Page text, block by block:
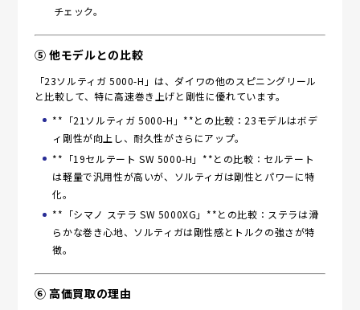
チェック。
⑤ 他モデルとの比較
「23ソルティガ 5000-H」は、ダイワの他のスピニングリール
と比較して、特に高速巻き上げと剛性に優れています。
**「21ソルティガ 5000-H」**との比較：23モデルはボデ
ィ剛性が向上し、耐久性がさらにアップ。
**「19セルテート SW 5000-H」**との比較：セルテート
は軽量で汎用性が高いが、ソルティガは剛性とパワーに特
化。
**「シマノ ステラ SW 5000XG」**との比較：ステラは滑
らかな巻き心地、ソルティガは剛性感とトルクの強さが特
徴。
⑥ 高価買取の理由